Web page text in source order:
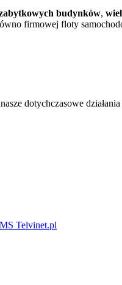
budynków,
firmowej floty
dotychczasowe
Telvinet.pl